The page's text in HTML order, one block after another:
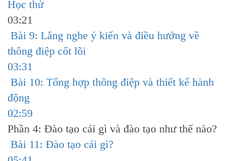
Học thử
03:21
Bài 9: Lắng nghe ý kiến và điều hướng về
thông điệp cốt lõi
03:31
Bài 10: Tổng hợp thông điệp và thiết kế hành
động
02:59
Phần 4: Đào tạo cái gì và đào tạo như thế nào?
Bài 11: Đào tạo cái gì?